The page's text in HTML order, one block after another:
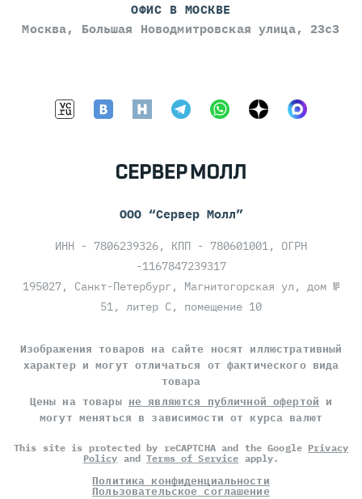
ОФИС В МОСКВЕ
Москва, Большая Новодмитровская улица, 23с3
ООО “Сервер Молл”
ИНН - 7806239326, КПП - 780601001, ОГРН
-1167847239317
195027, Санкт-Петербург, Магнитогорская ул, дом №
51, литер С, помещение 10
Изображения товаров на сайте носят иллюстративный
характер и могут отличаться от фактического вида
товара
Цены на товары не являются публичной офертой и
могут меняться в зависимости от курса валют
This site is protected by reCAPTCHA and the Google Privacy
Policy andTerms of Service apply.
Политика конфиденциальности
Пользовательское соглашение